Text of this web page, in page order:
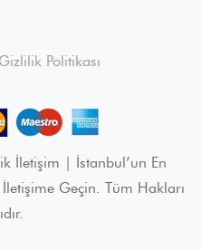
Politikası
İletişim | İstanbul’un En
Geçin. Tüm Hakları